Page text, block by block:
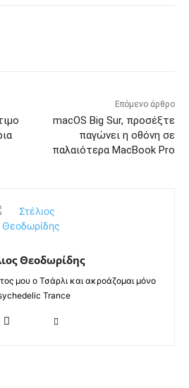
Επόμενο άρθρο
macOS Big Sur, προσέξτε
παγώνει η οθόνη σε
παλαιότερα MacBook Pro
Θεοδωρίδης
μου ο Τσάρλι και ακροάζομαι μόνο
Trance